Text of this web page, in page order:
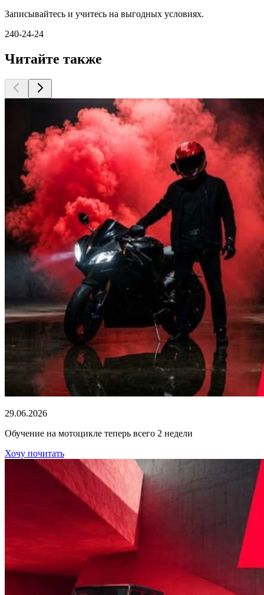
Записывайтесь и учитесь на выгодных условиях.
240-24-24
Читайте также
29.06.2026
Обучение на мотоцикле теперь всего 2 недели
Хочу почитать